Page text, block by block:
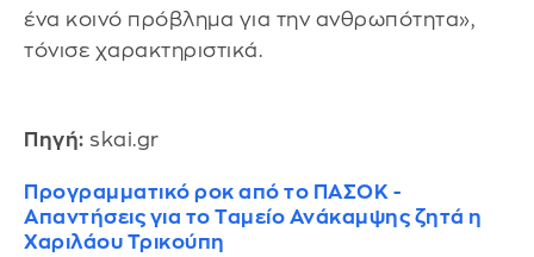
ένα κοινό πρόβλημα για την ανθρωπότητα»,
τόνισε χαρακτηριστικά.
Πηγή: skai.gr
Προγραμματικό ροκ από το ΠΑΣΟΚ -
Απαντήσεις για το Ταμείο Ανάκαμψης ζητά η
Χαριλάου Τρικούπη